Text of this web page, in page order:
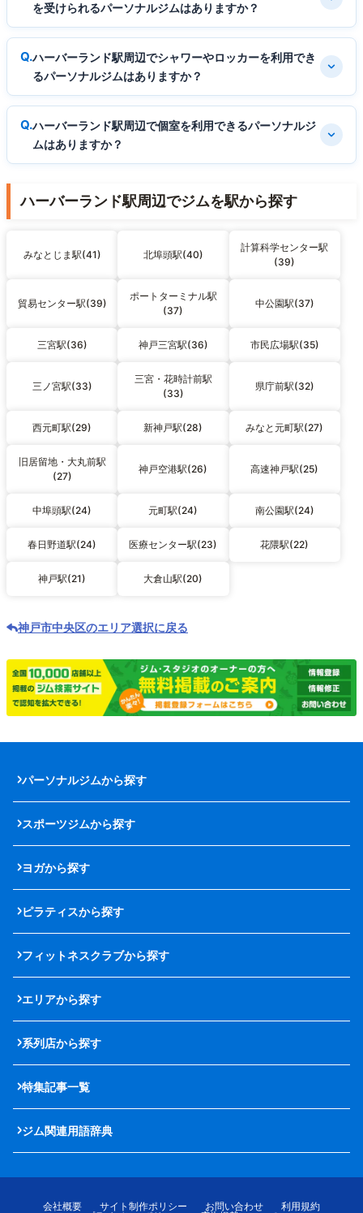
を受けられるパーソナルジムはありますか？
ハーバーランド駅周辺でシャワーやロッカーを利用でき
るパーソナルジムはありますか？
ハーバーランド駅周辺で個室を利用できるパーソナルジ
ムはありますか？
ハーバーランド駅周辺でジムを駅から探す
みなとじま駅(41) 北埠頭駅(40)
計算科学センター駅
(39)
貿易センター駅(39)
ポートターミナル駅
(37)
中公園駅(37)
三宮駅(36) 神戸三宮駅(36) 市民広場駅(35)
三ノ宮駅(33)
三宮・花時計前駅
(33)
県庁前駅(32)
西元町駅(29) 新神戸駅(28) みなと元町駅(27)
旧居留地・大丸前駅
(27)
神戸空港駅(26) 高速神戸駅(25)
中埠頭駅(24) 元町駅(24) 南公園駅(24)
春日野道駅(24) 医療センター駅(23) 花隈駅(22)
神戸駅(21) 大倉山駅(20)
神戸市中央区のエリア選択に戻る
パーソナルジムから探す
スポーツジムから探す
ヨガから探す
ピラティスから探す
フィットネスクラブから探す
エリアから探す
系列店から探す
特集記事一覧
ジム関連用語辞典
会社概要 サイト制作ポリシー お問い合わせ
利用規約